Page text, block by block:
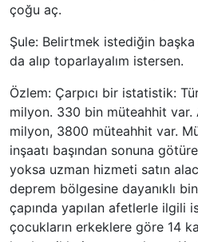
çoğu aç.
Şule: Belirtmek istediğin
da alıp toparlayalım istersen.
Özlem: Çarpıcı bir istatistik:
milyon. 330 bin müteahhit var.
milyon, 3800 müteahhit var.
inşaatı başından sonuna
yoksa uzman hizmeti satın
deprem bölgesine dayanıklı
çapında yapılan afetlerle ilgili
çocukların erkeklere göre 14